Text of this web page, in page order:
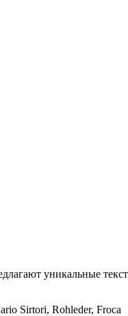
уникальные
Sirtori, Rohleder, Froca